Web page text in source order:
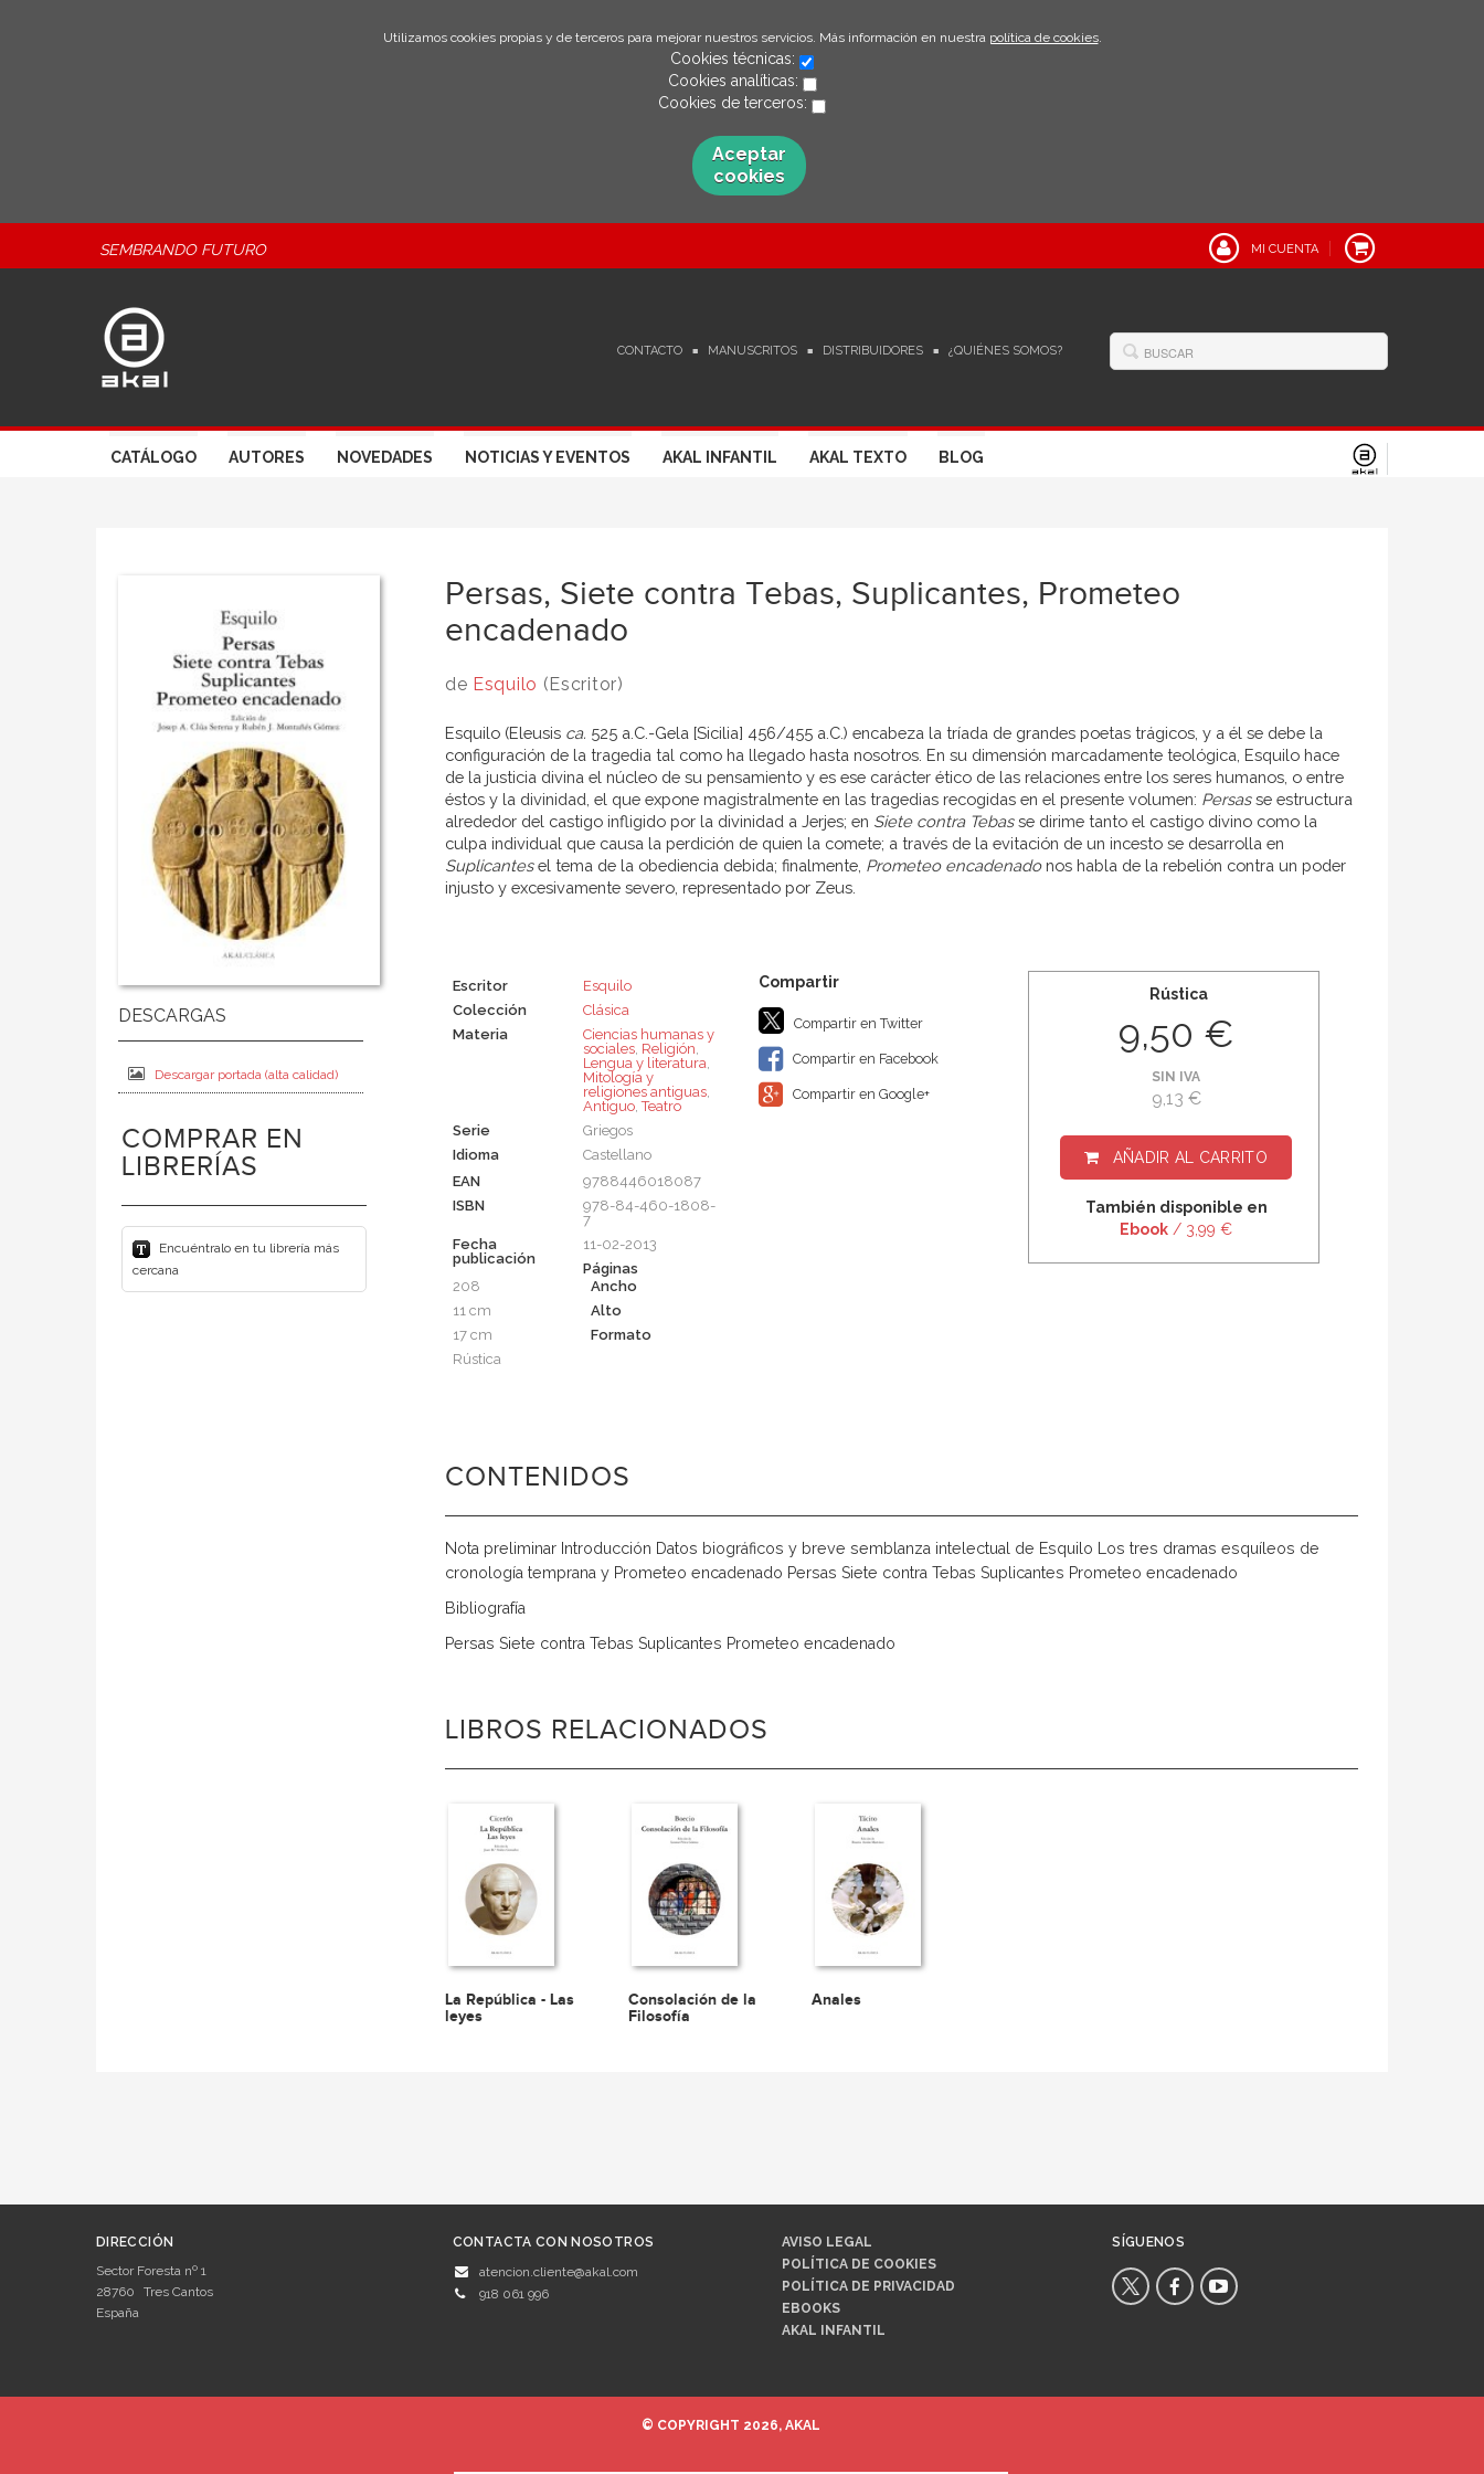
Utilizamos cookies propias y de terceros para mejorar nuestros servicios. Más información en nuestra política de cookies.
Cookies técnicas:
Cookies analíticas:
Cookies de terceros:
Aceptar
cookies
SEMBRANDO FUTURO MI CUENTA
CONTACTO MANUSCRITOS DISTRIBUIDORES ¿QUIÉNES SOMOS?
CATÁLOGO AUTORES NOVEDADES NOTICIAS Y EVENTOS AKAL INFANTIL AKAL TEXTO BLOG
Descargar portada (alta calidad)
COMPRAR EN
LIBRERÍAS
Encuéntralo en tu librería más
cercana
Persas, Siete contra Tebas, Suplicantes, Prometeo
encadenado
de Esquilo (Escritor)
Esquilo (Eleusis ca. 525 a.C.-Gela [Sicilia] 456/455 a.C.) encabeza la tríada de grandes poetas trágicos, y a él se debe la
configuración de la tragedia tal como ha llegado hasta nosotros. En su dimensión marcadamente teológica, Esquilo hace
de la justicia divina el núcleo de su pensamiento y es ese carácter ético de las relaciones entre los seres humanos, o entre
éstos y la divinidad, el que expone magistralmente en las tragedias recogidas en el presente volumen: Persasse estructura
alrededor del castigo infligido por la divinidad a Jerjes; en Siete contra Tebasse dirime tanto el castigo divino como la
culpa individual que causa la perdición de quien la comete; a través de la evitación de un incesto se desarrolla en
Suplicantesel tema de la obediencia debida; finalmente, Prometeo encadenadonos habla de la rebelión contra un poder
injusto y excesivamente severo, representado por Zeus.
Escritor
Esquilo
Colección
Clásica
Materia
Ciencias humanas y
sociales, Religión,
Lengua y literatura,
Mitología y
religiones antiguas,
Antiguo,Teatro
Serie
Griegos
Idioma
Castellano
EAN
9788446018087
ISBN
978-84-460-1808-
7
Fecha
publicación
11-02-2013
Páginas
208
Ancho
11 cm
Alto
17 cm
Formato
Rústica
Compartir en Twitter
Compartir en Facebook
Compartir en Google+
Rústica
9,50 €
SIN IVA
9,13 €
AÑADIR AL CARRITO
También disponible en
Ebook / 3,99 €
CONTENIDOS
Nota preliminar Introducción Datos biográficos y breve semblanza intelectual de Esquilo Los tres dramas esquíleos de
cronología temprana y Prometeo encadenado Persas Siete contra Tebas Suplicantes Prometeo encadenado
Bibliografía
Persas Siete contra Tebas Suplicantes Prometeo encadenado
LIBROS RELACIONADOS
La República - Las
leyes
Consolación de la
Filosofía
Anales
DIRECCIÓN
Sector Foresta nº 1
28760
Tres Cantos
España
CONTACTA CON NOSOTROS
atencion.cliente@akal.com
918 061 996
AVISO LEGAL
POLÍTICA DE COOKIES
POLÍTICA DE PRIVACIDAD
EBOOKS
AKAL INFANTIL
SÍGUENOS
© COPYRIGHT 2026, AKAL